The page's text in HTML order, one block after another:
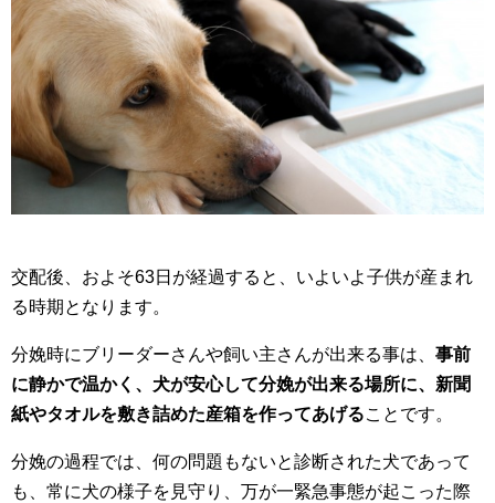
交配後、およそ63日が経過すると、いよいよ子供が産まれ
る時期となります。
分娩時にブリーダーさんや飼い主さんが出来る事は、 事前
に静かで温かく、犬が安心して分娩が出来る場所に、新聞
紙やタオルを敷き詰めた産箱を作ってあげることです。
分娩の過程では、何の問題もないと診断された犬であって
も、常に犬の様子を見守り、万が一緊急事態が起こった際